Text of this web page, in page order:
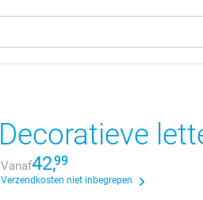
Decoratieve
Vanaf42,99
Verzendkosten niet inbegrepen